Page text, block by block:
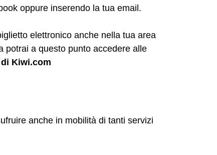
oppure inserendo la tua email.
elettronico anche nella tua area
potrai a questo punto accedere alle
Kiwi.com
anche in mobilità di tanti servizi